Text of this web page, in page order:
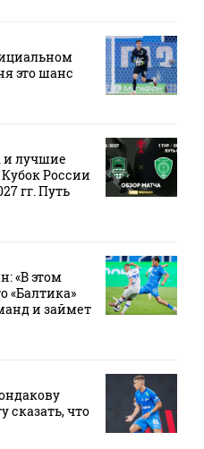
это шанс
и лучшие
России
гг. Путь
«В этом
«Балтика»
и займет
сказать, что